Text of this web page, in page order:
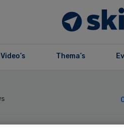
Video’s Thema’s